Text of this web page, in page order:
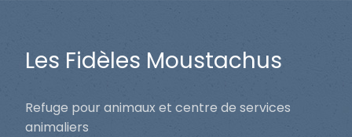
Les Fidèles Moustachus
Refuge pour animaux et centre de services
animaliers